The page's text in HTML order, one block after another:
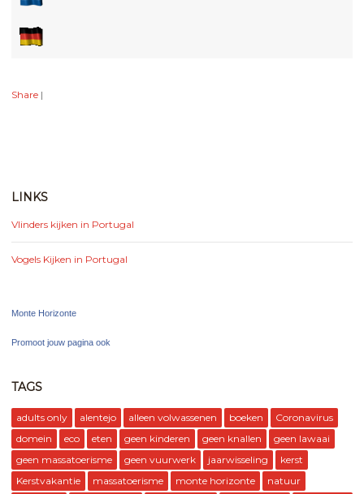
Share |
LINKS
Vlinders kijken in Portugal
Vogels Kijken in Portugal
Monte Horizonte
Promoot jouw pagina ook
TAGS
adults only alentejo alleen volwassenen boeken
Coronavirus
domein
eco eten geen kinderen geen knallen
geen lawaai
geen massatoerisme
geen vuurwerk jaarwisseling
kerst
Kerstvakantie
massatoerisme monte horizonte
natuur